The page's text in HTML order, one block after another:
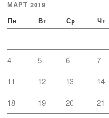
МАРТ 2019
Пн Вт Ср Чт
4 5 6 7
11 12 13 14
18 19 20 21